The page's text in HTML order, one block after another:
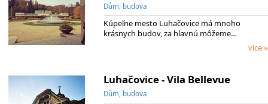
Dům, budova
Kúpeľne mesto Luhačovice má mnoho
krásnych budov, za hlavnú môžeme…
více »
Luhačovice - Vila Bellevue
Dům, budova